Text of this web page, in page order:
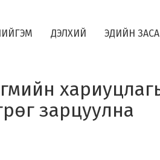
ДЭЛХИЙ ЭДИЙН
зарцуулна